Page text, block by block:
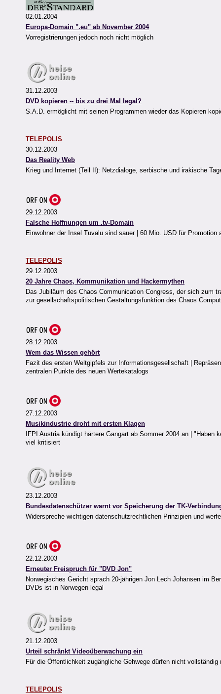
02.01.2004
Europa-Domain ".eu" ab November 2004
Vorregistrierungen jedoch noch nicht möglich
31.12.2003
DVD kopieren -- bis zu drei Mal legal?
S.A.D. ermöglicht mit seinen Programmen wieder das Kopieren
TELEPOLIS
30.12.2003
Das Reality Web
Krieg und Internet (Teil II): Netzdialoge, serbische und irakische
29.12.2003
Falsche Hoffnungen um .tv-Domain
Einwohner der Insel Tuvalu sind sauer | 60 Mio. USD für Promotion
TELEPOLIS
29.12.2003
20 Jahre Chaos, Kommunikation und Hackermythen
Das Jubiläum des Chaos Communication Congress, der sich zum
zur gesellschaftspolitischen Gestaltungsfunktion des Chaos
28.12.2003
Wem das Wissen gehört
Fazit des ersten Weltgipfels zur Informationsgesellschaft |
zentralen Punkte des neuen Wertekatalogs
27.12.2003
Musikindustrie droht mit ersten Klagen
IFPI Austria kündigt härtere Gangart ab Sommer 2004 an |
viel kritisiert
23.12.2003
Bundesdatenschützer warnt vor Speicherung der TK-
Widerspreche wichtigen datenschutzrechtlichen Prinzipien und
22.12.2003
Erneuter Freispruch für "DVD Jon"
Norwegisches Gericht sprach 20-jährigen Jon Lech Johansen im
DVDs ist in Norwegen legal
21.12.2003
Urteil schränkt Videoüberwachung ein
Für die Öffentlichkeit zugängliche Gehwege dürfen nicht
TELEPOLIS